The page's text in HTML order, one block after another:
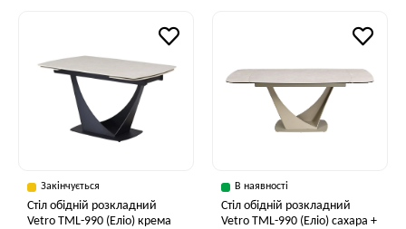
Закінчується
Стіл обідній розкладний
Vetro TML-990 (Еліо) крема
В наявності
Стіл обідній розкладний
Vetro ТМL-990 (Еліо) сахара +